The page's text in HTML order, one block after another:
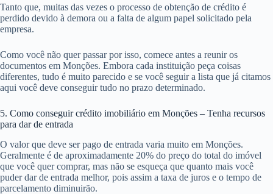
Tanto que, muitas das vezes o processo de obtenção de crédito é
perdido devido à demora ou a falta de algum papel solicitado pela
empresa.
Como você não quer passar por isso, comece antes a reunir os
documentos em Monções. Embora cada instituição peça coisas
diferentes, tudo é muito parecido e se você seguir a lista que já citamos
aqui você deve conseguir tudo no prazo determinado.
5. Como conseguir crédito imobiliário em Monções – Tenha recursos
para dar de entrada
O valor que deve ser pago de entrada varia muito em Monções.
Geralmente é de aproximadamente 20% do preço do total do imóvel
que você quer comprar, mas não se esqueça que quanto mais você
puder dar de entrada melhor, pois assim a taxa de juros e o tempo de
parcelamento diminuirão.